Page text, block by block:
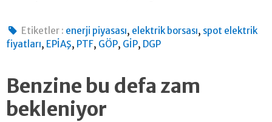
Etiketler : enerji piyasası, elektrik borsası, spot elektrik
fiyatları, EPİAŞ, PTF, GÖP, GİP, DGP
Benzine bu defa zam
bekleniyor